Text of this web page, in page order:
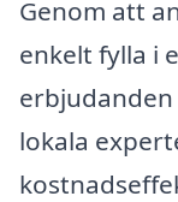
Genom att
enkelt fylla i
lokala